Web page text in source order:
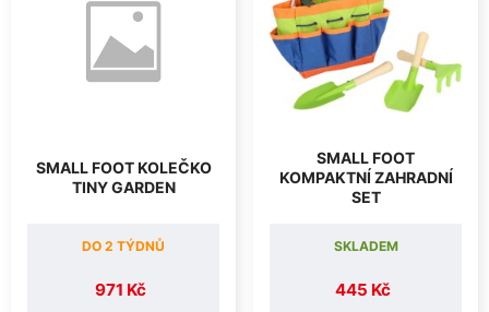
SMALL FOOT KOLEČKO
TINY GARDEN
971 Kč
DO 2 TÝDNŮ
SMALL FOOT
KOMPAKTNÍ ZAHRADNÍ
SET
445 Kč
SKLADEM